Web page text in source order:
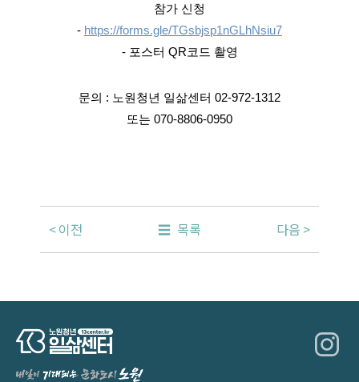
참가 신청
- https://forms.gle/TGsbjsp1nGLhNsiu7
- 포스터 QR코드 촬영
문의 : 노원청년 일삶센터 02-972-1312
또는 070-8806-0950
이전 목록 다음